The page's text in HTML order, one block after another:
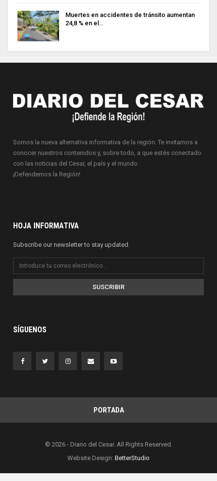
Muertes en accidentes de tránsito aumentan
24,8 % en el…
Somos la nueva alternativa informativa de la región. Te invitamos a
conocer nuestros contenidos y, sobre todo, a que estés conectado
con las noticias del Cesar, el país y el mundo.
¡Defendemos la Región!
HOJA INFORMATIVA
Subscribe our newsletter to stay updated.
SUSCRIBIR
SÍGUENOS
PORTADA
© 2026 - Diario del Cesar. All Rights Reserved.
Website Design: BetterStudio